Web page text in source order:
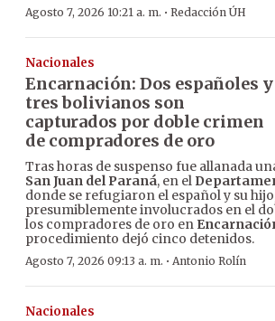
Agosto 7, 2026 10:21 a. m. · Redacción ÚH
Nacionales
Encarnación: Dos españoles y
tres bolivianos son
capturados por doble crimen
de compradores de oro
Tras horas de suspenso fue allanada
San Juan del Paraná, en el
donde se refugiaron el español y su
presumiblemente involucrados en el
los compradores de oro en
procedimiento dejó cinco detenidos.
Agosto 7, 2026 09:13 a. m. · Antonio Rolín
Nacionales